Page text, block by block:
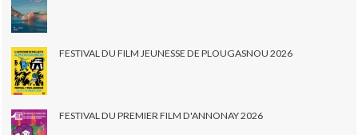
FESTIVAL DU FILM JEUNESSE DE PLOUGASNOU 2026
FESTIVAL DU PREMIER FILM D'ANNONAY 2026